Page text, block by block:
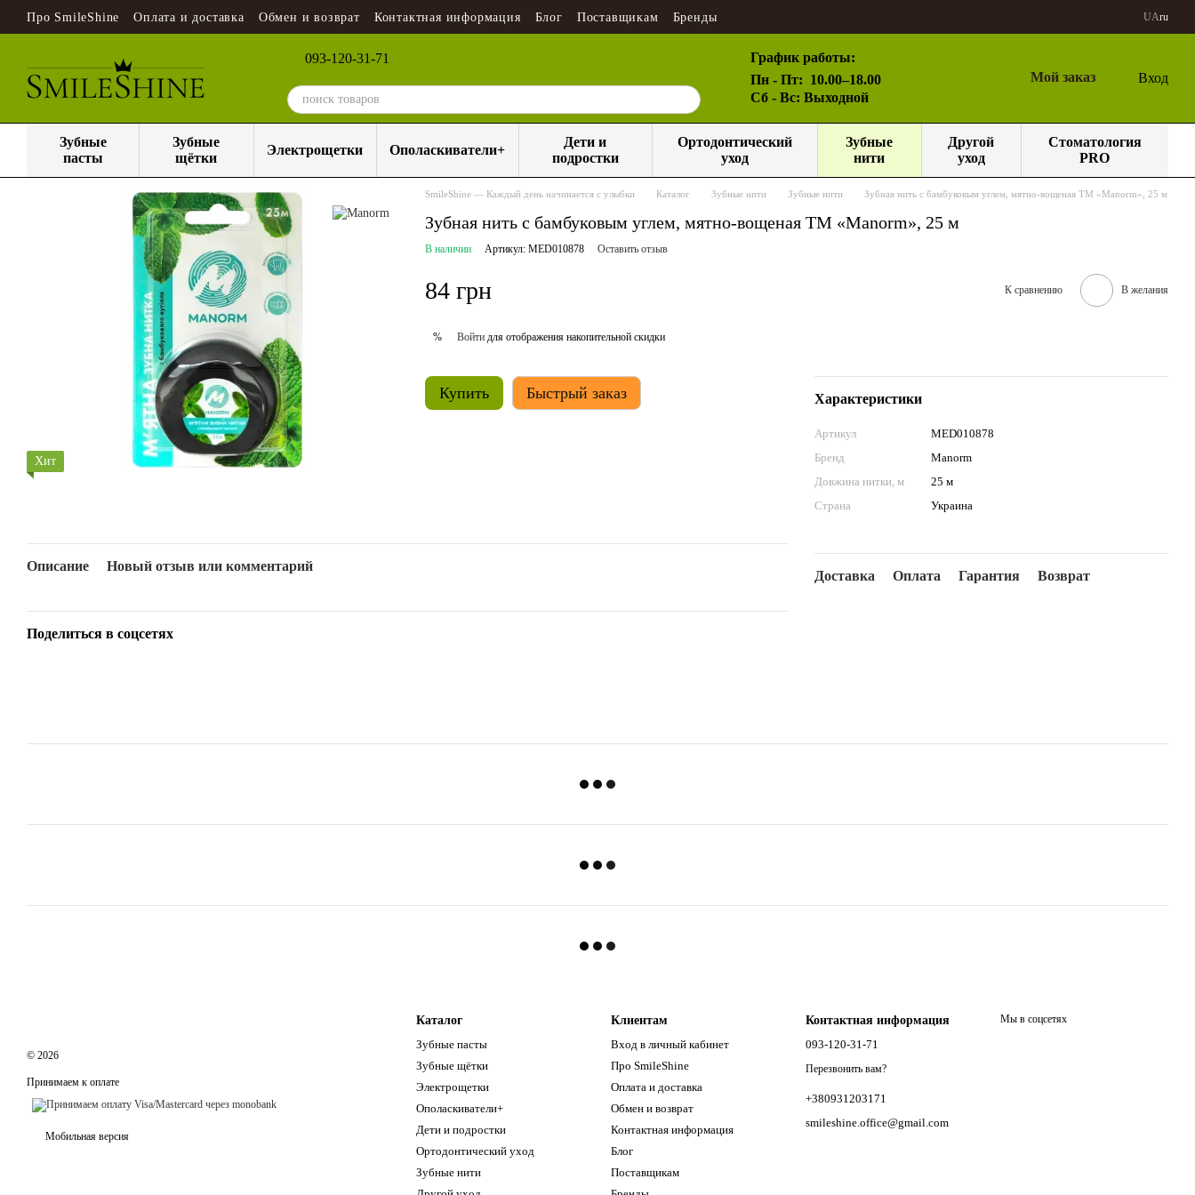
Перейти к основному контенту
Про SmileShine Оплата и доставка Обмен и возврат Контактная информация Блог Поставщикам Бренды UAru
093-120-31-71
График работы:
Пн - Пт: 10.00–18.00
Сб - Вс: Выходной
Мой заказ Вход
Зубные
пасты
Зубные
щётки
Электрощетки Ополаскиватели+
Дети и
подростки
Ортодонтический
уход
Зубные
нити
Другой
уход
Стоматология
PRO
Хит
SmileShine — Каждый день начинается с улыбки Каталог Зубные нити Зубные нити Зубная нить с бамбуковым углем, мятно-вощеная ТМ «Manorm», 25 м
Зубная нить с бамбуковым углем, мятно-вощеная ТМ «Manorm», 25 м
В наличии Артикул: MED010878 Оставить отзыв
84 грн К сравнению В желания
% Войти для отображения накопительной скидки
Купить Быстрый заказ Характеристики
Артикул
MED010878
Бренд
Manorm
Довжина нитки, м
25 м
Страна
Украина
Доставка Оплата Гарантия Возврат
Описание Новый отзыв или комментарий
Поделиться в соцсетях
© 2026
Принимаем к оплате
Мобильная версия
Каталог
Зубные пасты
Зубные щётки
Электрощетки
Ополаскиватели+
Дети и подростки
Ортодонтический уход
Зубные нити
Клиентам
Вход в личный кабинет
Про SmileShine
Оплата и доставка
Обмен и возврат
Контактная информация
Блог
Поставщикам
Контактная информация
093-120-31-71
Перезвонить вам?
+380931203171
smileshine.office@gmail.com
Мы в соцсетях